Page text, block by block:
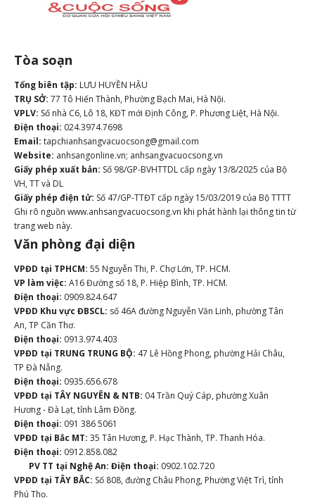
Tòa soạn
Tổng biên tập: LƯU HUYỀN HẬU
TRỤ SỞ: 77 Tô Hiến Thành, Phường Bạch Mai, Hà Nội.
VPLV: Số nhà C6, Lô 18, KĐT mới Định Công, P. Phương Liệt, Hà Nội.
Điện thoại: 024.3974.7698
Email: tapchianhsangvacuocsong@gmail.com
Website: anhsangonline.vn; anhsangvacuocsong.vn
Giấy phép xuất bản: Số 98/GP-BVHTTDL cấp ngày 13/8/2025 của Bộ
VH, TT và DL
Giấy phép điện tử: Số 47/GP-TTĐT cấp ngày 15/03/2019 của Bộ TTTT
Ghi rõ nguồn www.anhsangvacuocsong.vn khi phát hành lại thông tin từ
trang web này.
Văn phòng đại diện
VPĐD tại TPHCM: 55 Nguyễn Thi, P. Chợ Lớn, TP. HCM.
VP làm việc: A16 Đường số 18, P. Hiệp Bình, TP. HCM.
Điện thoại: 0909.824.647
VPĐD Khu vực ĐBSCL: số 46A đường Nguyễn Văn Linh, phường Tân
An, TP Cần Thơ.
Điện thoại: 0913.974.403
VPĐD tại TRUNG TRUNG BỘ: 47 Lê Hồng Phong, phường Hải Châu,
TP Đà Nẵng.
Điện thoại: 0935.656.678
VPĐD tại TÂY NGUYÊN & NTB: 04 Trần Quý Cáp, phường Xuân
Hương - Đà Lạt, tỉnh Lâm Đồng.
Điện thoại: 091 386 5061
VPĐD tại Bắc MT: 35 Tân Hương, P. Hạc Thành, TP. Thanh Hóa.
Điện thoại: 0912.858.082
PV TT tại Nghệ An: Điện thoại: 0902.102.720
VPĐD tại TÂY BẮC: Số 808, đường Châu Phong, Phường Việt Trì, tỉnh
Phú Thọ.